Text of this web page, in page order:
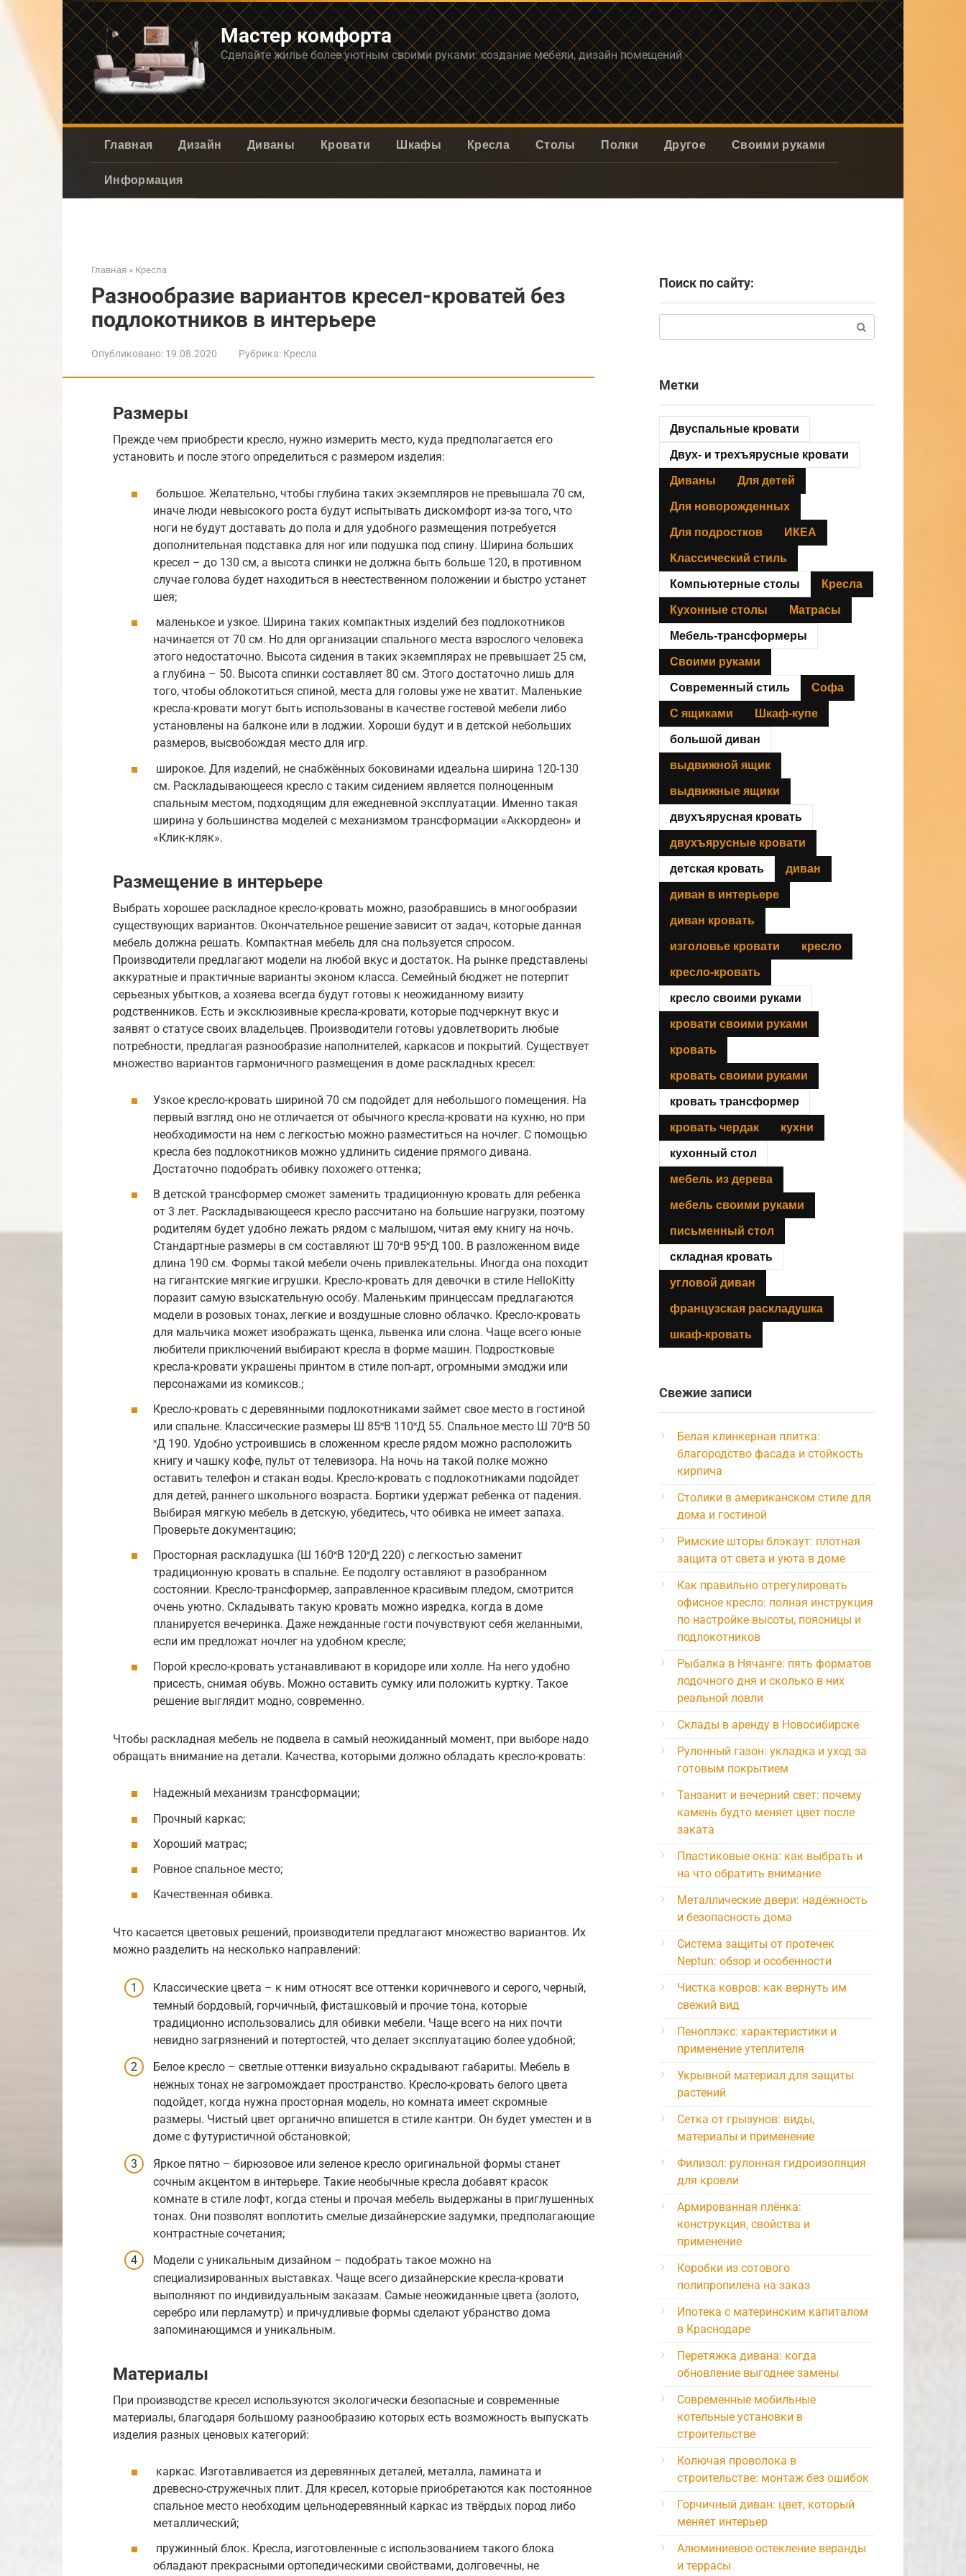
Мастер комфорта
Сделайте жилье более уютным своими руками: создание мебели, дизайн помещений
Главная Дизайн Диваны Кровати Шкафы Кресла Столы Полки Другое Своими руками
Информация
Главная » Кресла
Разнообразие вариантов кресел-кроватей без
подлокотников в интерьере
Опубликовано: 19.08.2020 Рубрика: Кресла
Размеры
Прежде чем приобрести кресло, нужно измерить место, куда предполагается его
установить и после этого определиться с размером изделия:
большое. Желательно, чтобы глубина таких экземпляров не превышала 70 см,
иначе люди невысокого роста будут испытывать дискомфорт из-за того, что
ноги не будут доставать до пола и для удобного размещения потребуется
дополнительная подставка для ног или подушка под спину. Ширина больших
кресел – до 130 см, а высота спинки не должна быть больше 120, в противном
случае голова будет находиться в неестественном положении и быстро устанет
шея;
маленькое и узкое. Ширина таких компактных изделий без подлокотников
начинается от 70 см. Но для организации спального места взрослого человека
этого недостаточно. Высота сидения в таких экземплярах не превышает 25 см,
а глубина – 50. Высота спинки составляет 80 см. Этого достаточно лишь для
того, чтобы облокотиться спиной, места для головы уже не хватит. Маленькие
кресла-кровати могут быть использованы в качестве гостевой мебели либо
установлены на балконе или в лоджии. Хороши будут и в детской небольших
размеров, высвобождая место для игр.
широкое. Для изделий, не снабжённых боковинами идеальна ширина 120-130
см. Раскладывающееся кресло с таким сидением является полноценным
спальным местом, подходящим для ежедневной эксплуатации. Именно такая
ширина у большинства моделей с механизмом трансформации «Аккордеон» и
«Клик-кляк».
Размещение в интерьере
Выбрать хорошее раскладное кресло-кровать можно, разобравшись в многообразии
существующих вариантов. Окончательное решение зависит от задач, которые данная
мебель должна решать. Компактная мебель для сна пользуется спросом.
Производители предлагают модели на любой вкус и достаток. На рынке представлены
аккуратные и практичные варианты эконом класса. Семейный бюджет не потерпит
серьезных убытков, а хозяева всегда будут готовы к неожиданному визиту
родственников. Есть и эксклюзивные кресла-кровати, которые подчеркнут вкус и
заявят о статусе своих владельцев. Производители готовы удовлетворить любые
потребности, предлагая разнообразие наполнителей, каркасов и покрытий. Существует
множество вариантов гармоничного размещения в доме раскладных кресел:
Узкое кресло-кровать шириной 70 см подойдет для небольшого помещения. На
первый взгляд оно не отличается от обычного кресла-кровати на кухню, но при
необходимости на нем с легкостью можно разместиться на ночлег. С помощью
кресла без подлокотников можно удлинить сидение прямого дивана.
Достаточно подобрать обивку похожего оттенка;
В детской трансформер сможет заменить традиционную кровать для ребенка
от 3 лет. Раскладывающееся кресло рассчитано на большие нагрузки, поэтому
родителям будет удобно лежать рядом с малышом, читая ему книгу на ночь.
Стандартные размеры в см составляют Ш 70˟В 95˟Д 100. В разложенном виде
длина 190 см. Формы такой мебели очень привлекательны. Иногда она походит
на гигантские мягкие игрушки. Кресло-кровать для девочки в стиле HelloKitty
поразит самую взыскательную особу. Маленьким принцессам предлагаются
модели в розовых тонах, легкие и воздушные словно облачко. Кресло-кровать
для мальчика может изображать щенка, львенка или слона. Чаще всего юные
любители приключений выбирают кресла в форме машин. Подростковые
кресла-кровати украшены принтом в стиле поп-арт, огромными эмоджи или
персонажами из комиксов.;
Кресло-кровать с деревянными подлокотниками займет свое место в гостиной
или спальне. Классические размеры Ш 85˟В 110˟Д 55. Спальное место Ш 70˟В 50
˟Д 190. Удобно устроившись в сложенном кресле рядом можно расположить
книгу и чашку кофе, пульт от телевизора. На ночь на такой полке можно
оставить телефон и стакан воды. Кресло-кровать с подлокотниками подойдет
для детей, раннего школьного возраста. Бортики удержат ребенка от падения.
Выбирая мягкую мебель в детскую, убедитесь, что обивка не имеет запаха.
Проверьте документацию;
Просторная раскладушка (Ш 160˟В 120˟Д 220) с легкостью заменит
традиционную кровать в спальне. Ее подолгу оставляют в разобранном
состоянии. Кресло-трансформер, заправленное красивым пледом, смотрится
очень уютно. Складывать такую кровать можно изредка, когда в доме
планируется вечеринка. Даже нежданные гости почувствуют себя желанными,
если им предложат ночлег на удобном кресле;
Порой кресло-кровать устанавливают в коридоре или холле. На него удобно
присесть, снимая обувь. Можно оставить сумку или положить куртку. Такое
решение выглядит модно, современно.
Чтобы раскладная мебель не подвела в самый неожиданный момент, при выборе надо
обращать внимание на детали. Качества, которыми должно обладать кресло-кровать:
Надежный механизм трансформации;
Прочный каркас;
Хороший матрас;
Ровное спальное место;
Качественная обивка.
Что касается цветовых решений, производители предлагают множество вариантов. Их
можно разделить на несколько направлений:
Классические цвета – к ним относят все оттенки коричневого и серого, черный,
темный бордовый, горчичный, фисташковый и прочие тона, которые
традиционно использовались для обивки мебели. Чаще всего на них почти
невидно загрязнений и потертостей, что делает эксплуатацию более удобной;
Белое кресло – светлые оттенки визуально скрадывают габариты. Мебель в
нежных тонах не загромождает пространство. Кресло-кровать белого цвета
подойдет, когда нужна просторная модель, но комната имеет скромные
размеры. Чистый цвет органично впишется в стиле кантри. Он будет уместен и в
доме с футуристичной обстановкой;
Яркое пятно – бирюзовое или зеленое кресло оригинальной формы станет
сочным акцентом в интерьере. Такие необычные кресла добавят красок
комнате в стиле лофт, когда стены и прочая мебель выдержаны в приглушенных
тонах. Они позволят воплотить смелые дизайнерские задумки, предполагающие
контрастные сочетания;
Модели с уникальным дизайном – подобрать такое можно на
специализированных выставках. Чаще всего дизайнерские кресла-кровати
выполняют по индивидуальным заказам. Самые неожиданные цвета (золото,
серебро или перламутр) и причудливые формы сделают убранство дома
запоминающимся и уникальным.
Материалы
При производстве кресел используются экологически безопасные и современные
материалы, благодаря большому разнообразию которых есть возможность выпускать
изделия разных ценовых категорий:
каркас. Изготавливается из деревянных деталей, металла, ламината и
древесно-стружечных плит. Для кресел, которые приобретаются как постоянное
спальное место необходим цельнодеревянный каркас из твёрдых пород либо
металлический;
пружинный блок. Кресла, изготовленные с использованием такого блока
обладают прекрасными ортопедическими свойствами, долговечны, не
Поиск по сайту:
Метки
Двуспальные кровати
Двух- и трехъярусные кровати
Диваны Для детей
Для новорожденных
Для подростков ИКЕА
Классический стиль
Компьютерные столы Кресла
Кухонные столы Матрасы
Мебель-трансформеры
Своими руками
Современный стиль Софа
С ящиками Шкаф-купе
большой диван
выдвижной ящик
выдвижные ящики
двухъярусная кровать
двухъярусные кровати
детская кровать диван
диван в интерьере
диван кровать
изголовье кровати кресло
кресло-кровать
кресло своими руками
кровати своими руками
кровать
кровать своими руками
кровать трансформер
кровать чердак кухни
кухонный стол
мебель из дерева
мебель своими руками
письменный стол
складная кровать
угловой диван
французская раскладушка
шкаф-кровать
Свежие записи
Белая клинкерная плитка:
благородство фасада и стойкость
кирпича
Столики в американском стиле для
дома и гостиной
Римские шторы блэкаут: плотная
защита от света и уюта в доме
Как правильно отрегулировать
офисное кресло: полная инструкция
по настройке высоты, поясницы и
подлокотников
Рыбалка в Нячанге: пять форматов
лодочного дня и сколько в них
реальной ловли
Склады в аренду в Новосибирске
Рулонный газон: укладка и уход за
готовым покрытием
Танзанит и вечерний свет: почему
камень будто меняет цвет после
заката
Пластиковые окна: как выбрать и
на что обратить внимание
Металлические двери: надёжность
и безопасность дома
Система защиты от протечек
Neptun: обзор и особенности
Чистка ковров: как вернуть им
свежий вид
Пеноплэкс: характеристики и
применение утеплителя
Укрывной материал для защиты
растений
Сетка от грызунов: виды,
материалы и применение
Филизол: рулонная гидроизоляция
для кровли
Армированная плёнка:
конструкция, свойства и
применение
Коробки из сотового
полипропилена на заказ
Ипотека с материнским капиталом
в Краснодаре
Перетяжка дивана: когда
обновление выгоднее замены
Современные мобильные
котельные установки в
строительстве
Колючая проволока в
строительстве: монтаж без ошибок
Горчичный диван: цвет, который
меняет интерьер
Алюминиевое остекление веранды
и террасы